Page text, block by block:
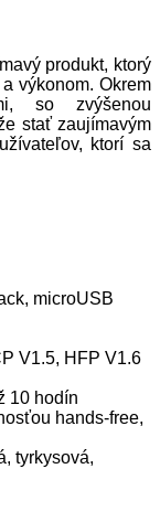
produkt, ktorý
výkonom. Okrem
so zvýšenou
stať zaujímavým
ktorí sa
microUSB
V1.5, HFP V1.6
10 hodín
hands-free,
tyrkysová,